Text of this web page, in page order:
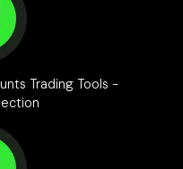
Trading Tools -